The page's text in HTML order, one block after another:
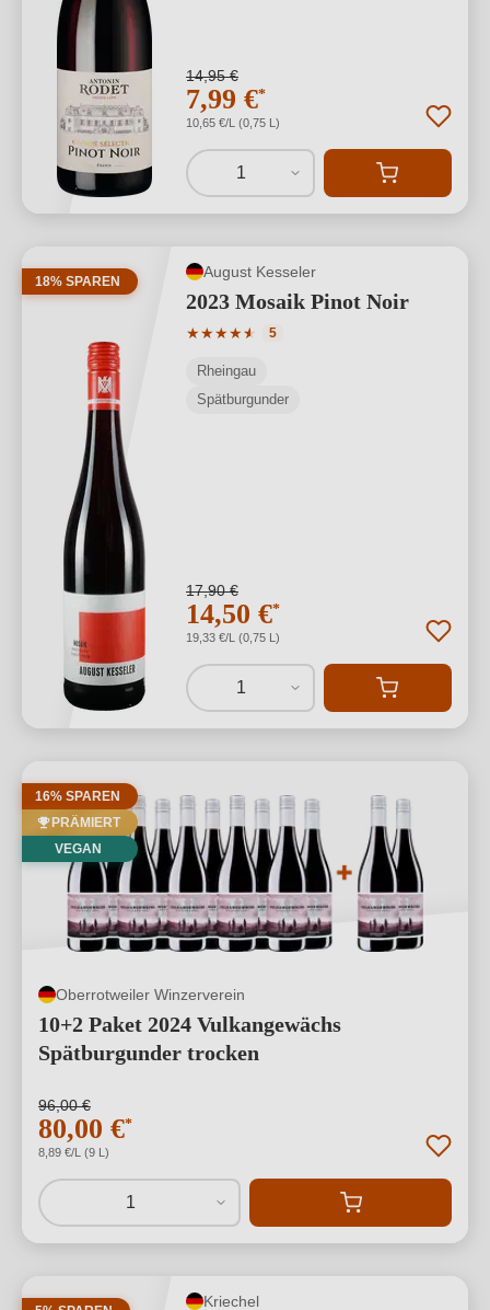
14,95 €
7,99 €*
10,65 €/L (0,75 L)
1
18% SPAREN
August Kesseler
2023 Mosaik Pinot Noir
★★★★★
★
Durchschnittliche Bewertung von 4.8
5
Rheingau
Spätburgunder
17,90 €
14,50 €*
19,33 €/L (0,75 L)
1
16% SPAREN
PRÄMIERT
VEGAN
Oberrotweiler Winzerverein
10+2 Paket 2024 Vulkangewächs
Spätburgunder trocken
96,00 €
80,00 €*
8,89 €/L (9 L)
1
Kriechel